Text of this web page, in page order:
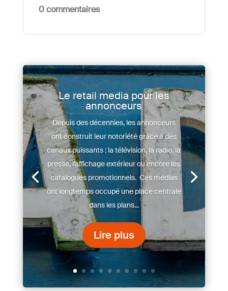
0 commentaires
Le retail media pour les
annonceurs
Depuis des décennies, les annonceurs
ont construit leur notoriété grâce à des
canaux puissants : la télévision, la radio, la
presse, l’affichage extérieur ou encore les
catalogues promotionnels. Ces médias
ont longtemps occupé une place centrale
dans les plans...
Lire plus